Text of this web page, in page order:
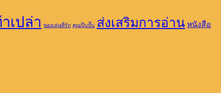
เปล่า ของเล่นที่รัก คุณปุ๊บปั๊บ ส่งเสริมการอ่าน หนังสือ